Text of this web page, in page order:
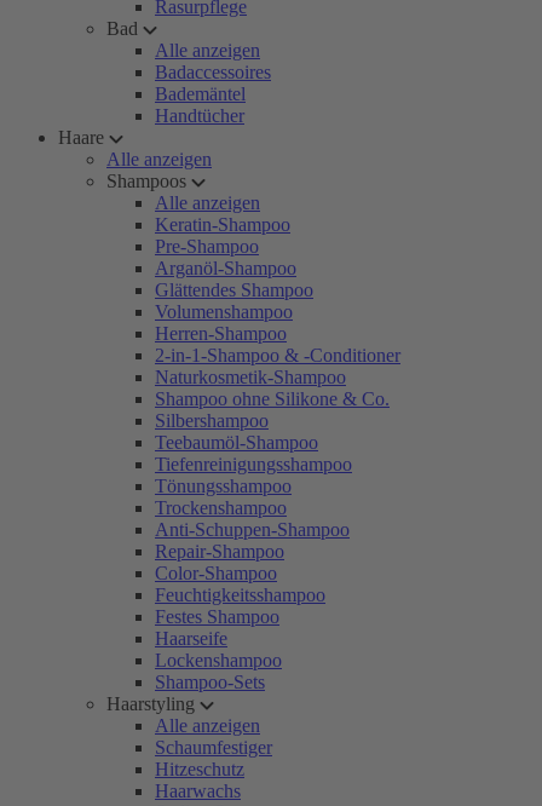
Rasurpflege
Bad
Alle anzeigen
Badaccessoires
Bademäntel
Handtücher
Haare
Alle anzeigen
Shampoos
Alle anzeigen
Keratin-Shampoo
Pre-Shampoo
Arganöl-Shampoo
Glättendes Shampoo
Volumenshampoo
Herren-Shampoo
2-in-1-Shampoo & -Conditioner
Naturkosmetik-Shampoo
Shampoo ohne Silikone & Co.
Silbershampoo
Teebaumöl-Shampoo
Tiefenreinigungsshampoo
Tönungsshampoo
Trockenshampoo
Anti-Schuppen-Shampoo
Repair-Shampoo
Color-Shampoo
Feuchtigkeitsshampoo
Festes Shampoo
Haarseife
Lockenshampoo
Shampoo-Sets
Haarstyling
Alle anzeigen
Schaumfestiger
Hitzeschutz
Haarwachs